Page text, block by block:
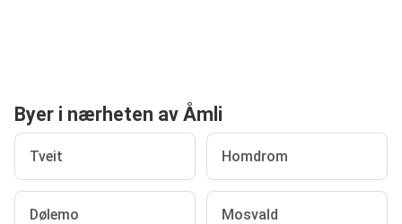
Byer i nærheten av Åmli
Tveit Homdrom
Dølemo Mosvald